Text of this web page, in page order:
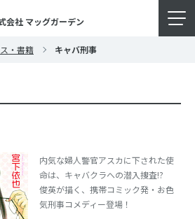
会社 マッグガーデン
・書籍 キャバ刑事
内気な婦人警官アスカに下された使
命は、キャバクラへの潜入捜査!?
俊英が描く、携帯コミック発・お色
気刑事コメディー登場！